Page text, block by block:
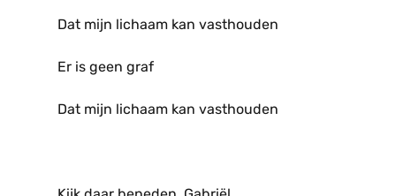
Dat mijn lichaam kan vasthouden
Er is geen graf
Dat mijn lichaam kan vasthouden